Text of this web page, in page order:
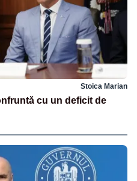
Stoica Marian
cu un deficit de